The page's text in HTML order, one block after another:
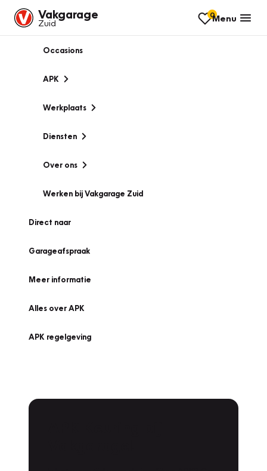
Vakgarage
Zuid
0Menu
Occasions
APK
Werkplaats
Diensten
Over ons
Werken bij Vakgarage Zuid
Direct naar
Garageafspraak
Meer informatie
Alles over APK
APK regelgeving